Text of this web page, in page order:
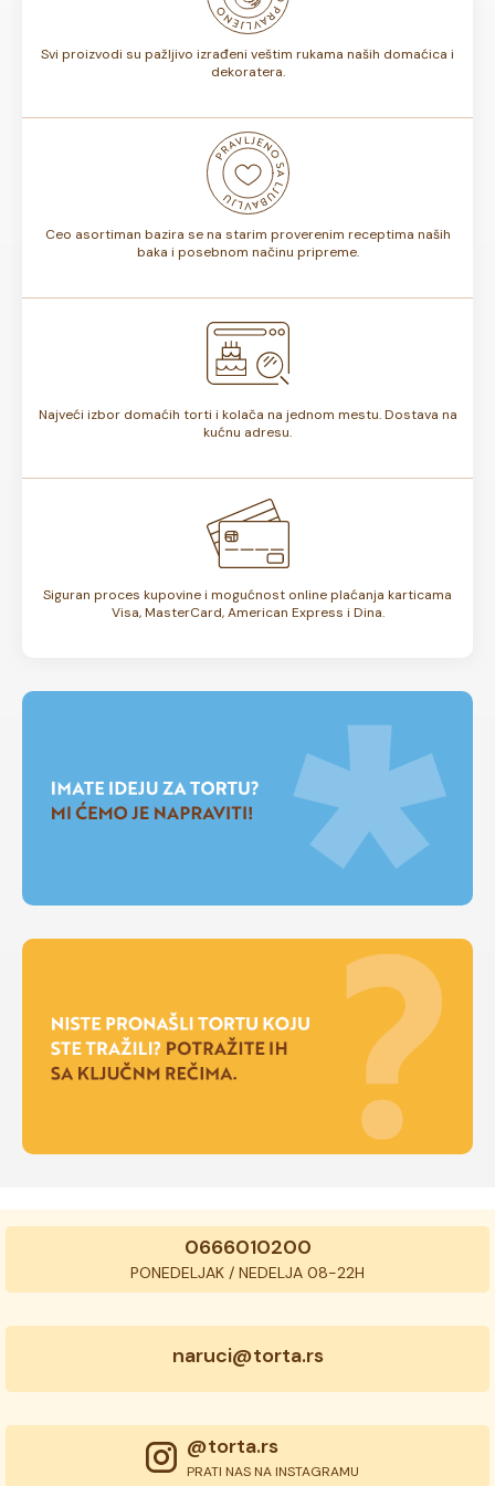
Svi proizvodi su pažljivo izrađeni veštim rukama naših domaćica i
dekoratera.
Ceo asortiman bazira se na starim proverenim receptima naših
baka i posebnom načinu pripreme.
Najveći izbor domaćih torti i kolača na jednom mestu. Dostava na
kućnu adresu.
Siguran proces kupovine i mogućnost online plaćanja karticama
Visa, MasterCard, American Express i Dina.
0666010200
PONEDELJAK / NEDELJA 08-22H
naruci@torta.rs
@torta.rs
PRATI NAS NA INSTAGRAMU